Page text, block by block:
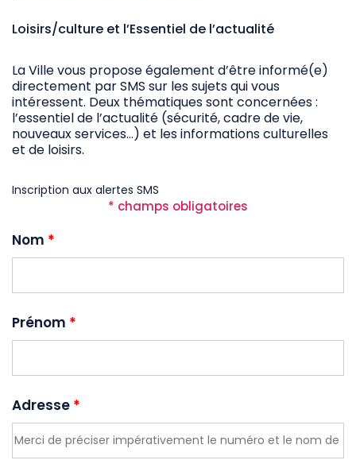
Loisirs/culture et l’Essentiel de l’actualité
La Ville vous propose également d’être informé(e)
directement par SMS sur les sujets qui vous
intéressent. Deux thématiques sont concernées :
l’essentiel de l’actualité (sécurité, cadre de vie,
nouveaux services…) et les informations culturelles
et de loisirs.
Inscription aux alertes SMS
* champs obligatoires
Nom *
Prénom *
Adresse *